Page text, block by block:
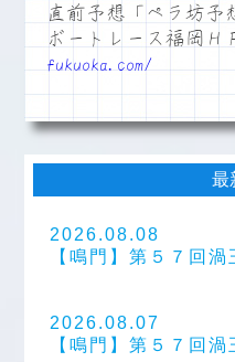
直前予想「ペラ坊
ボートレース福岡
fukuoka.com/
最
2026.08.08
【鳴門】第５７回
2026.08.07
【鳴門】第５７回